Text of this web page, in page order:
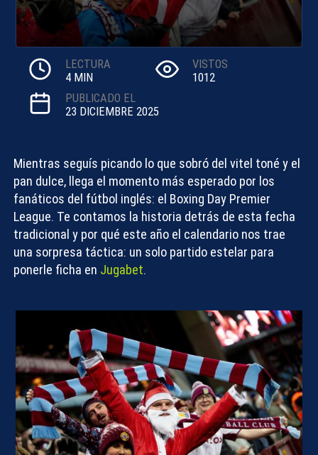
LECTURA
4 MIN
VISTOS
1012
PUBLICADO EL
23 DICIEMBRE 2025
Mientras seguís picando lo que sobró del vitel toné y el
pan dulce, llega el momento más esperado por los
fanáticos del fútbol inglés: el Boxing Day Premier
League. Te contamos la historia detrás de esta fecha
tradicional y por qué este año el calendario nos trae
una sorpresa táctica: un solo partido estelar para
ponerle ficha en Jugabet.